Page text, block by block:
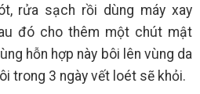
rửa sạch rồi dùng máy xay
đó cho thêm một chút mật
hỗn hợp này bôi lên vùng da
trong 3 ngày vết loét sẽ khỏi.